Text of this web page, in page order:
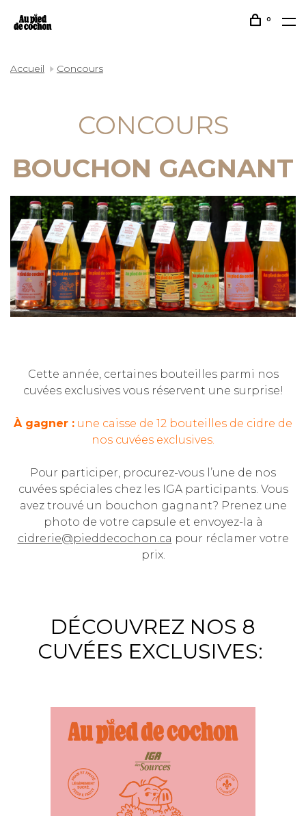
0
Accueil Concours
CONCOURS
BOUCHON GAGNANT
Cette année, certaines bouteilles parmi nos
cuvées exclusives vous réservent une surprise!
À gagner : une caisse de 12 bouteilles de cidre de
nos cuvées exclusives.
Pour participer, procurez-vous l’une de nos
cuvées spéciales chez les IGA participants. Vous
avez trouvé un bouchon gagnant? Prenez une
photo de votre capsule et envoyez-la à
cidrerie@pieddecochon.ca pour réclamer votre
prix.
DÉCOUVREZ NOS 8
CUVÉES EXCLUSIVES: